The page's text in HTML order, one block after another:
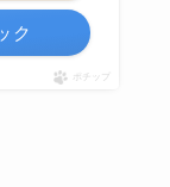
ク
ポチップ